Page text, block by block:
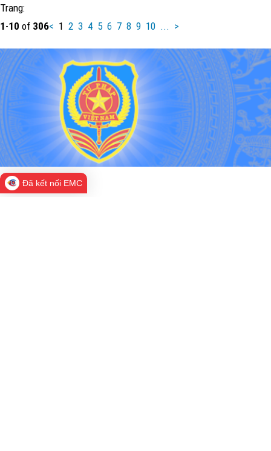
Trang:
1-10 of 306< 1 2 3 4 5 6 7 8 9 10 ... >
Đã kết nối EMC